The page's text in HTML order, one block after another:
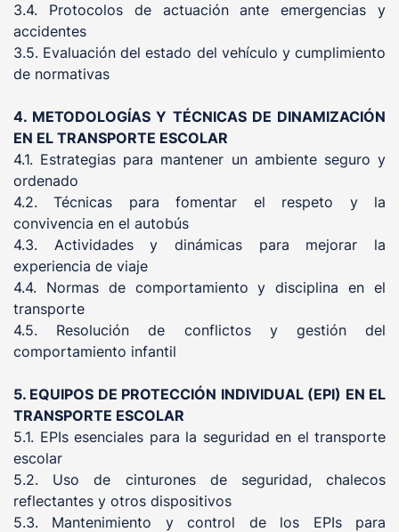
3.4. Protocolos de actuación ante emergencias y
accidentes
3.5. Evaluación del estado del vehículo y cumplimiento
de normativas
4. METODOLOGÍAS Y TÉCNICAS DE DINAMIZACIÓN
EN EL TRANSPORTE ESCOLAR
4.1. Estrategias para mantener un ambiente seguro y
ordenado
4.2. Técnicas para fomentar el respeto y la
convivencia en el autobús
4.3. Actividades y dinámicas para mejorar la
experiencia de viaje
4.4. Normas de comportamiento y disciplina en el
transporte
4.5. Resolución de conflictos y gestión del
comportamiento infantil
5. EQUIPOS DE PROTECCIÓN INDIVIDUAL (EPI) EN EL
TRANSPORTE ESCOLAR
5.1. EPIs esenciales para la seguridad en el transporte
escolar
5.2. Uso de cinturones de seguridad, chalecos
reflectantes y otros dispositivos
5.3. Mantenimiento y control de los EPIs para